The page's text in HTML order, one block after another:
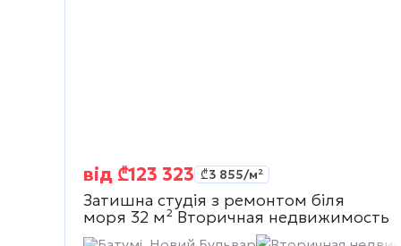
від ₾123 323 ₾3 855/м²
Затишна студія з ремонтом біля
моря 32 м² Вторичная недвижимость